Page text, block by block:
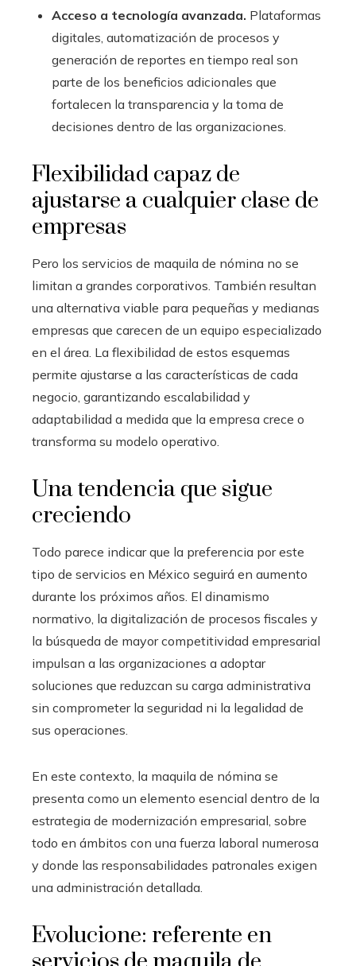
Acceso a tecnología avanzada. Plataformas
digitales, automatización de procesos y
generación de reportes en tiempo real son
parte de los beneficios adicionales que
fortalecen la transparencia y la toma de
decisiones dentro de las organizaciones.
Flexibilidad capaz de
ajustarse a cualquier clase de
empresas
Pero los servicios de maquila de nómina no se
limitan a grandes corporativos. También resultan
una alternativa viable para pequeñas y medianas
empresas que carecen de un equipo especializado
en el área. La flexibilidad de estos esquemas
permite ajustarse a las características de cada
negocio, garantizando escalabilidad y
adaptabilidad a medida que la empresa crece o
transforma su modelo operativo.
Una tendencia que sigue
creciendo
Todo parece indicar que la preferencia por este
tipo de servicios en México seguirá en aumento
durante los próximos años. El dinamismo
normativo, la digitalización de procesos fiscales y
la búsqueda de mayor competitividad empresarial
impulsan a las organizaciones a adoptar
soluciones que reduzcan su carga administrativa
sin comprometer la seguridad ni la legalidad de
sus operaciones.
En este contexto, la maquila de nómina se
presenta como un elemento esencial dentro de la
estrategia de modernización empresarial, sobre
todo en ámbitos con una fuerza laboral numerosa
y donde las responsabilidades patronales exigen
una administración detallada.
Evolucione: referente en